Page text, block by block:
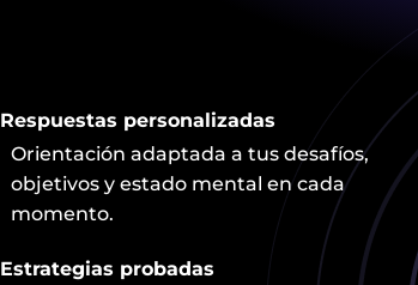
Respuestas personalizadas
Orientación adaptada a tus desafíos,
objetivos y estado mental en cada
momento.
Estrategias probadas